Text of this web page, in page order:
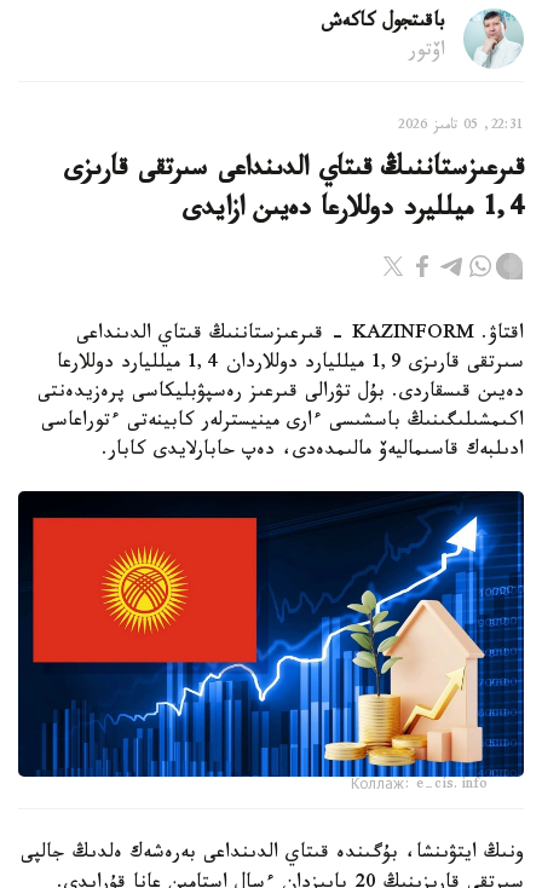
باقىتجول كاكەش
اۆتور
22:31, 05 تامىز 2026
قىرعىزستاننىڭ قىتاي الدىنداعى سىرتقى قارىزى
1,4 ميلليرد دوللارعا دەيىن ازايدى
اقتاۋ. KAZINFORM - قىرعىزستاننىڭ قىتاي الدىنداعى
سىرتقى قارىزى 1,9 ميلليارد دوللاردان 1,4 ميلليارد دوللارعا
دەيىن قىسقاردى. بۇل تۋرالى قىرعىز رەسپۋبليكاسى پرەزيدەنتى
اكىمشىلىگىنىڭ باسشىسى ءارى مينيسترلەر كابينەتى ءتوراعاسى
ادىلبەك قاسىماليەۆ مالىمدەدى، دەپ حابارلايدى كابار.
Коллаж: e-cis.info
ونىڭ ايتۋىنشا، بۇگىندە قىتاي الدىنداعى بەرەشەك ەلدىڭ جالپى